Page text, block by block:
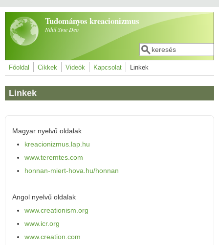
Ugrás a tartalomra
Tudományos kreacionizmus
Nihil Sine Deo
Keresés űrlap
Keresés
Főoldal Cikkek Videók Kapcsolat Linkek
Linkek
Magyar nyelvű oldalak
kreacionizmus.lap.hu
www.teremtes.com
honnan-miert-hova.hu/honnan
Angol nyelvű oldalak
www.creationism.org
www.icr.org
www.creation.com